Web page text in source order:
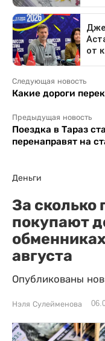
Следующая новость
Какие дороги
Предыдущая новость
Поездка в Тараз
перенаправят на
Деньги
За сколько
покупают
августа
Опубликованы
Нэля Сулейменова